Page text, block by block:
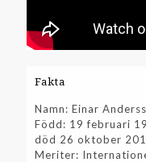
Fakta
Namn: Einar
Född: 19 februari
död 26 oktober
Meriter: